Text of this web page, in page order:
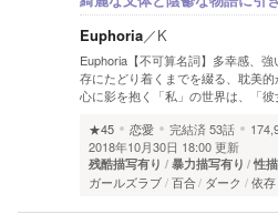
Euphoria／K
Euphoria【不可算名詞】多幸感、
存にたどり着くまでを綴る、耽美
心に影を抱く「私」の世界は、「
★45
恋愛 完結済53話
2018年10月30日 18:00 更新
残酷描写有り 暴力描写有り 性
ガールズラブ 百合 ダーク 依存